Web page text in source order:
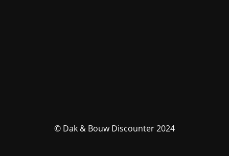
© Dak & Bouw Discounter 2024